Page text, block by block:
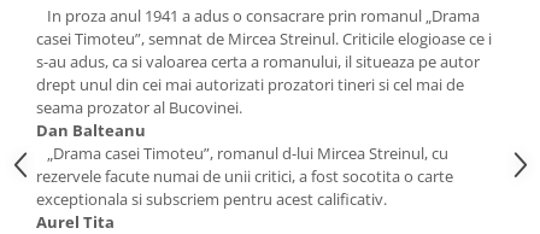
In proza anul 1941 a adus o consacrare prin romanul „Drama
casei Timoteu”, semnat de Mircea Streinul. Criticile elogioase ce i
s-au adus, ca si valoarea certa a romanului, il situeaza pe autor
drept unul din cei mai autorizati prozatori tineri si cel mai de
seama prozator al Bucovinei.
Dan Balteanu
„Drama casei Timoteu”, romanul d-lui Mircea Streinul, cu
rezervele facute numai de unii critici, a fost socotita o carte
exceptionala si subscriem pentru acest calificativ.
Aurel Tita